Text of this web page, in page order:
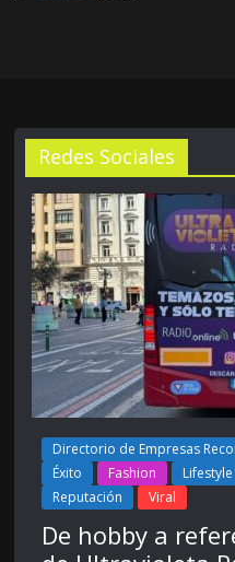
Redes Sociales
Directorio de Empresas
Éxito
Fashion Lifestyle
Reputación
Viral
De hobby a